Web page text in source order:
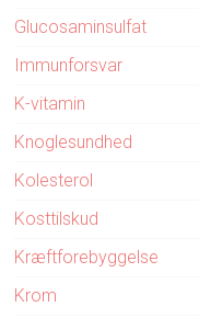
Glucosaminsulfat
Immunforsvar
K-vitamin
Knoglesundhed
Kolesterol
Kosttilskud
Kræftforebyggelse
Krom